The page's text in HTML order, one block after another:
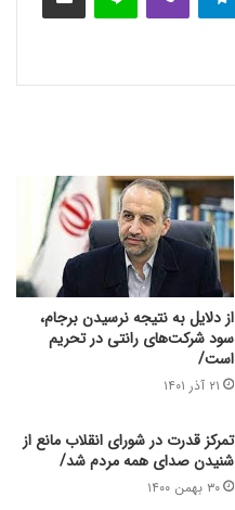
از دلایل به نتیجه نرسیدن برجام،
سود شرکت‌های رانتی در تحریم
است/
۲۱ آذر ۱۴۰۱
تمرکز قدرت در شورای انقلاب مانع از
شنیدن صدای همه مردم شد/
۳۰ بهمن ۱۴۰۰